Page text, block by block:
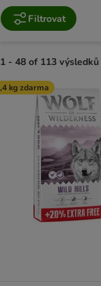
Filtrovat
1 - 48 of 113 výsledků
product items have
kg zdarma